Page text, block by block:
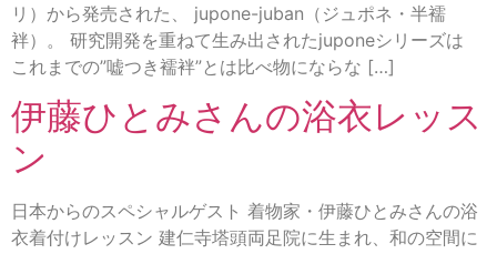
リ）から発売された、 jupone-juban（ジュポネ・半襦
袢）。 研究開発を重ねて生み出されたjuponeシリーズは
これまでの”嘘つき襦袢”とは比べ物にならな […]
伊藤ひとみさんの浴衣レッス
ン
日本からのスペシャルゲスト 着物家・伊藤ひとみさんの浴
衣着付けレッスン 建仁寺塔頭両足院に生まれ、和の空間に